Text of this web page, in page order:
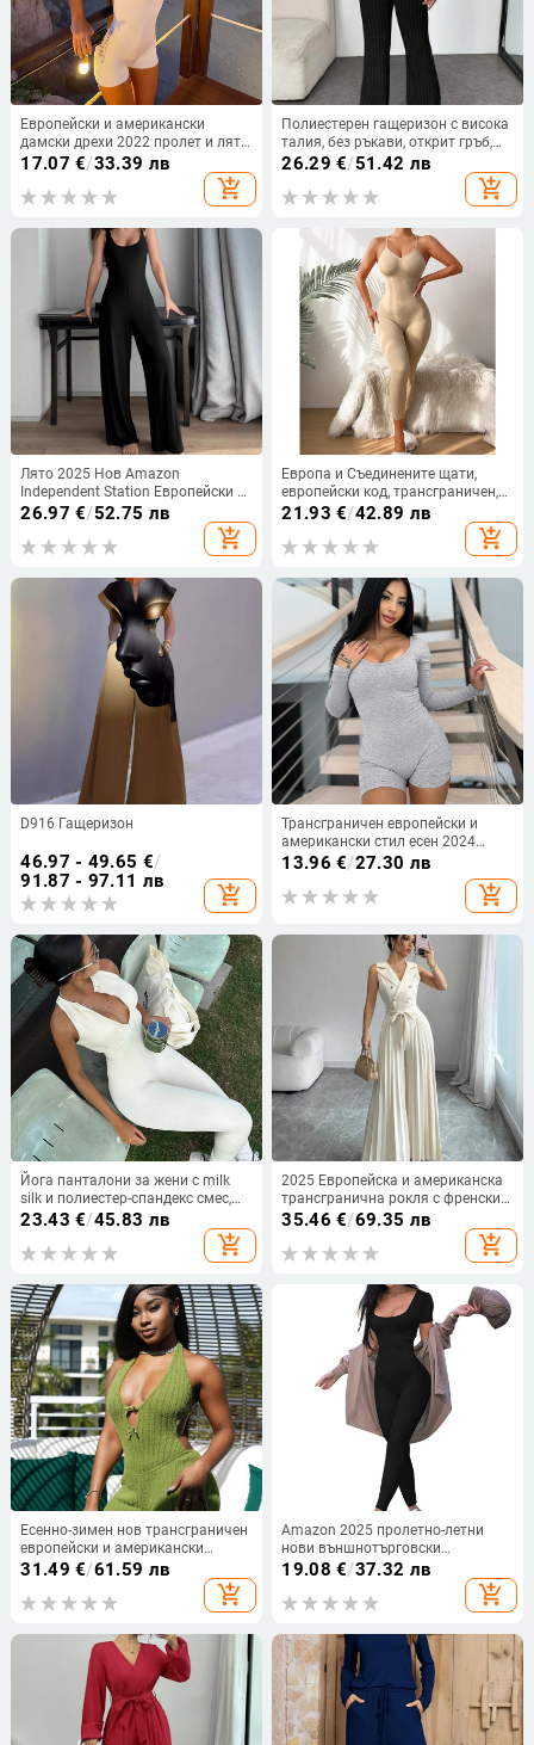
Европейски и американски
дамски дрехи 2022 пролет и лято
нов без ръкави голям гръб калъф
къс гащеризон универсална риза
с тънко дъно
17.07 €/33.39 лв
add_shopping_cart
Полиестерен гащеризон с висока
талия, без ръкави, открит гръб,
леко разкроени панталони,
градски стил (Пролет 2025)
26.29 €/51.42 лв
add_shopping_cart
Лято 2025 Нов Amazon
Independent Station Европейски и
американски трансграничен
гащеризон с дълги презрамки,
гащеризон с прилепнала кройка
26.97 €/52.75 лв
add_shopping_cart
Европа и Съединените щати,
европейски код, трансграничен,
горещ нов, безшевен корем,
размер, панталони с тиранти,
21.93 €/42.89 лв
add_shopping_cart
D916 Гащеризон
46.97 - 49.65 €/
91.87 - 97.11 лв
add_shopping_cart
Трансграничен европейски и
американски стил есен 2024
дамски секси шорти с дълъг
ръкав с квадратна яка, тънък
гащеризон с плътен цвят
13.96 €/27.30 лв
add_shopping_cart
Йога панталони за жени с milk
silk и полиестер-спандекс смес,
еластична талия, тесен силует,
23.43 €/45.83 лв
add_shopping_cart
2025 Европейска и американска
трансгранична рокля с френски
костюм и яка от Amazon,
елегантна едноцветна плисирана
пола с V-образно деколте и
35.46 €/69.35 лв
add_shopping_cart
Есенно-зимен нов трансграничен
европейски и американски
външен търговски гащеризон с
прилепнала кройка, секси горещи
31.49 €/61.59 лв
add_shopping_cart
Amazon 2025 пролетно-летни
нови външнотърговски
европейски и американски
дамски модни секси къси ръкави
тънки панталони
19.08 €/37.32 лв
add_shopping_cart